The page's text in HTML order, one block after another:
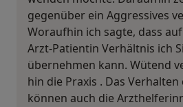
gegenüber ein Aggressives
Woraufhin ich sagte, dass
Arzt-Patientin Verhältnis ich
übernehmen kann. Wütend
hin die Praxis . Das
können auch die